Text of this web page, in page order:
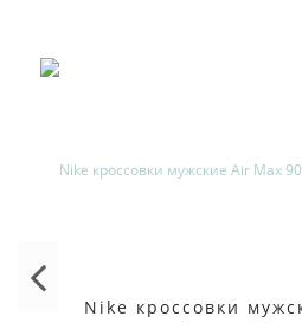
Nike кроссовки